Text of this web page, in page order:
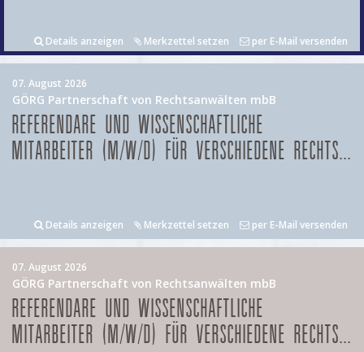
Details anzeigen Merkzettel setzen per E-Mail versenden
07. August 2026
GÖRG Partnerschaft von Rechtsanwälten mbB
REFERENDARE UND WISSENSCHAFTLICHE
MITARBEITER (M/W/D) FÜR VERSCHIEDENE RECHTS...
Details anzeigen Merkzettel setzen per E-Mail versenden
07. August 2026
GÖRG Partnerschaft von Rechtsanwälten mbB
REFERENDARE UND WISSENSCHAFTLICHE
MITARBEITER (M/W/D) FÜR VERSCHIEDENE RECHTS...